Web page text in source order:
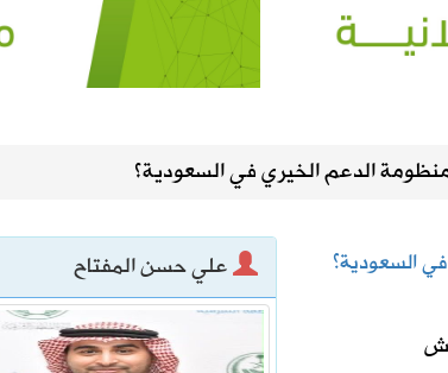
إسبانيا
الدعم الخيري في السعودية؟
علي حسن المفتاح السعودية؟